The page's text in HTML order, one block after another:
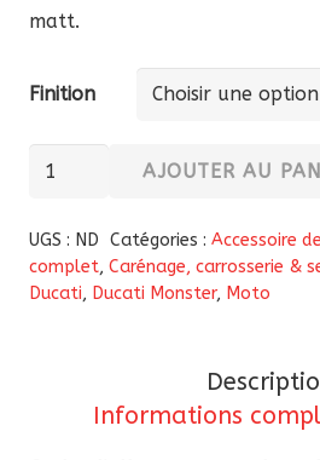
matt.
Finition
quantité
Cache
d'allumage
carbone
AJOUTER AU
UGS : ND Catégories : Accessoire
complet, Carénage, carrosserie &
Ducati, Ducati Monster, Moto
Informations